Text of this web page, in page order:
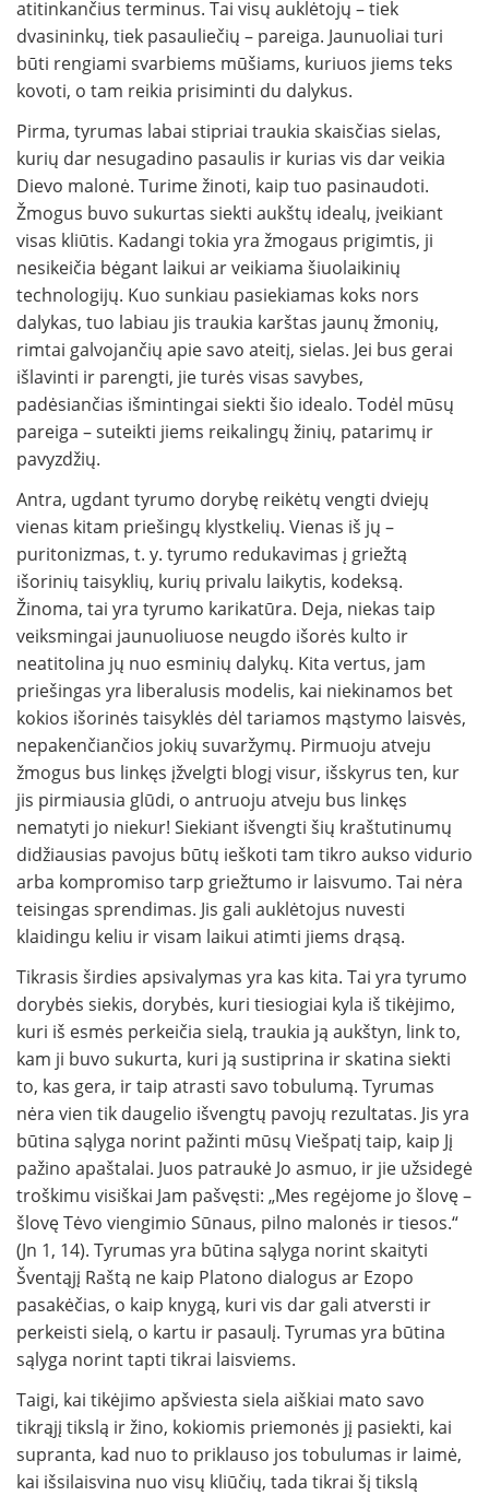
atitinkančius terminus. Tai visų auklėtojų – tiek
dvasininkų, tiek pasauliečių – pareiga. Jaunuoliai turi
būti rengiami svarbiems mūšiams, kuriuos jiems teks
kovoti, o tam reikia prisiminti du dalykus.
Pirma, tyrumas labai stipriai traukia skaisčias sielas,
kurių dar nesugadino pasaulis ir kurias vis dar veikia
Dievo malonė. Turime žinoti, kaip tuo pasinaudoti.
Žmogus buvo sukurtas siekti aukštų idealų, įveikiant
visas kliūtis. Kadangi tokia yra žmogaus prigimtis, ji
nesikeičia bėgant laikui ar veikiama šiuolaikinių
technologijų. Kuo sunkiau pasiekiamas koks nors
dalykas, tuo labiau jis traukia karštas jaunų žmonių,
rimtai galvojančių apie savo ateitį, sielas. Jei bus gerai
išlavinti ir parengti, jie turės visas savybes,
padėsiančias išmintingai siekti šio idealo. Todėl mūsų
pareiga – suteikti jiems reikalingų žinių, patarimų ir
pavyzdžių.
Antra, ugdant tyrumo dorybę reikėtų vengti dviejų
vienas kitam priešingų klystkelių. Vienas iš jų –
puritonizmas, t. y. tyrumo redukavimas į griežtą
išorinių taisyklių, kurių privalu laikytis, kodeksą.
Žinoma, tai yra tyrumo karikatūra. Deja, niekas taip
veiksmingai jaunuoliuose neugdo išorės kulto ir
neatitolina jų nuo esminių dalykų. Kita vertus, jam
priešingas yra liberalusis modelis, kai niekinamos bet
kokios išorinės taisyklės dėl tariamos mąstymo laisvės,
nepakenčiančios jokių suvaržymų. Pirmuoju atveju
žmogus bus linkęs įžvelgti blogį visur, išskyrus ten, kur
jis pirmiausia glūdi, o antruoju atveju bus linkęs
nematyti jo niekur! Siekiant išvengti šių kraštutinumų
didžiausias pavojus būtų ieškoti tam tikro aukso vidurio
arba kompromiso tarp griežtumo ir laisvumo. Tai nėra
teisingas sprendimas. Jis gali auklėtojus nuvesti
klaidingu keliu ir visam laikui atimti jiems drąsą.
Tikrasis širdies apsivalymas yra kas kita. Tai yra tyrumo
dorybės siekis, dorybės, kuri tiesiogiai kyla iš tikėjimo,
kuri iš esmės perkeičia sielą, traukia ją aukštyn, link to,
kam ji buvo sukurta, kuri ją sustiprina ir skatina siekti
to, kas gera, ir taip atrasti savo tobulumą. Tyrumas
nėra vien tik daugelio išvengtų pavojų rezultatas. Jis yra
būtina sąlyga norint pažinti mūsų Viešpatį taip, kaip Jį
pažino apaštalai. Juos patraukė Jo asmuo, ir jie užsidegė
troškimu visiškai Jam pašvęsti: „Mes regėjome jo šlovę –
šlovę Tėvo viengimio Sūnaus, pilno malonės ir tiesos.“
(Jn 1, 14). Tyrumas yra būtina sąlyga norint skaityti
Šventąjį Raštą ne kaip Platono dialogus ar Ezopo
pasakėčias, o kaip knygą, kuri vis dar gali atversti ir
perkeisti sielą, o kartu ir pasaulį. Tyrumas yra būtina
sąlyga norint tapti tikrai laisviems.
Taigi, kai tikėjimo apšviesta siela aiškiai mato savo
tikrąjį tikslą ir žino, kokiomis priemonės jį pasiekti, kai
supranta, kad nuo to priklauso jos tobulumas ir laimė,
kai išsilaisvina nuo visų kliūčių, tada tikrai šį tikslą